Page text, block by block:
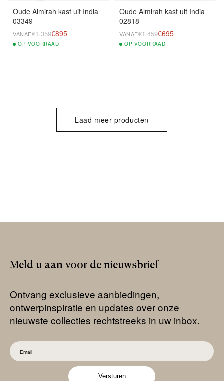
Oude Almirah kast uit India
03349
VANAF€1.359€895
OP VOORRAAD
Oude Almirah kast uit India
02818
VANAF€1.459€695
OP VOORRAAD
Laad meer producten
Meld u aan voor de nieuwsbrief
Ontvang exclusieve aanbiedingen,
ontwerpinspiratie en updates over onze
nieuwste collecties rechtstreeks in uw inbox.
Versturen